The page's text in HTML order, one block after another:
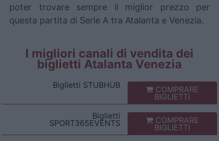
poter trovare sempre il miglior prezzo per
questa partita di Serie A tra Atalanta e Venezia.
I migliori canali di vendita dei
biglietti Atalanta Venezia
Biglietti STUBHUB COMPRARE
BIGLIETTI
Biglietti
SPORT365EVENTS COMPRARE
BIGLIETTI